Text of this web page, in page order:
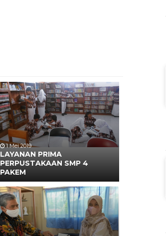
1 Mei 2019
LAYANAN PRIMA
PERPUSTAKAAN SMP 4
PAKEM